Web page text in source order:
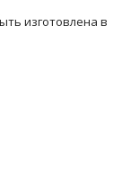
изготовлена в